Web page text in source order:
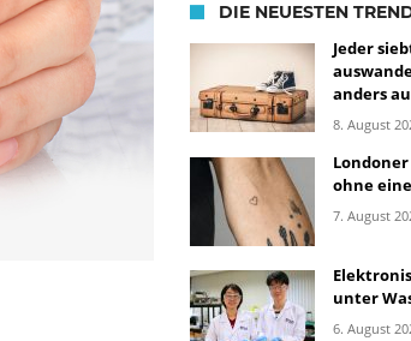
DIE NEUESTEN
Jeder
anders
8. August
ohne
7. August
unter
6. August